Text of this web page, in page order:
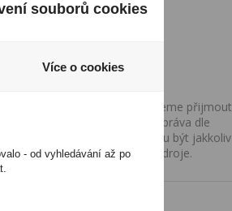
aktualizovány, nemůžeme přijmout
To však nemá vliv na Vaše práva dle
pro osobní použití a nemohou být jakkoliv
ani bez řádného uvedení zdroje.
souborů cookies
Více o cookies
- od vyhledávání až po